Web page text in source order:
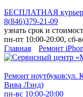
БЕСПЛАТНАЯ
8(846)379-21-09
узнать срок и
пн-пт 10:00-20:00, сб-
Главная
Ремонт
Ремонт ноутбуков:ул.
Вива Лэнд)
пн-вс 10:00-20:00